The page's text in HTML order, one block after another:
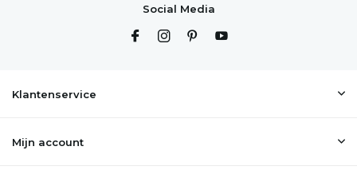
Social Media
Klantenservice
Mijn account